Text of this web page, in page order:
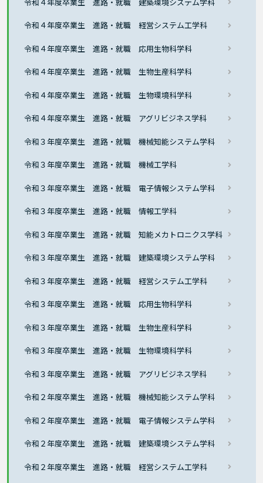
令和４年度卒業生 進路・就職 経営システム工学科
令和４年度卒業生 進路・就職 応用生物科学科
令和４年度卒業生 進路・就職 生物生産科学科
令和４年度卒業生 進路・就職 生物環境科学科
令和４年度卒業生 進路・就職 アグリビジネス学科
令和３年度卒業生 進路・就職 機械知能システム学科
令和３年度卒業生 進路・就職 機械工学科
令和３年度卒業生 進路・就職 電子情報システム学科
令和３年度卒業生 進路・就職 情報工学科
令和３年度卒業生 進路・就職 知能メカトロニクス学科
令和３年度卒業生 進路・就職 建築環境システム学科
令和３年度卒業生 進路・就職 経営システム工学科
令和３年度卒業生 進路・就職 応用生物科学科
令和３年度卒業生 進路・就職 生物生産科学科
令和３年度卒業生 進路・就職 生物環境科学科
令和３年度卒業生 進路・就職 アグリビジネス学科
令和２年度卒業生 進路・就職 機械知能システム学科
令和２年度卒業生 進路・就職 電子情報システム学科
令和２年度卒業生 進路・就職 建築環境システム学科
令和２年度卒業生 進路・就職 経営システム工学科